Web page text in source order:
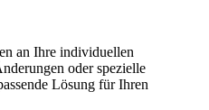
an Ihre individuellen
oder spezielle
Lösung für Ihren